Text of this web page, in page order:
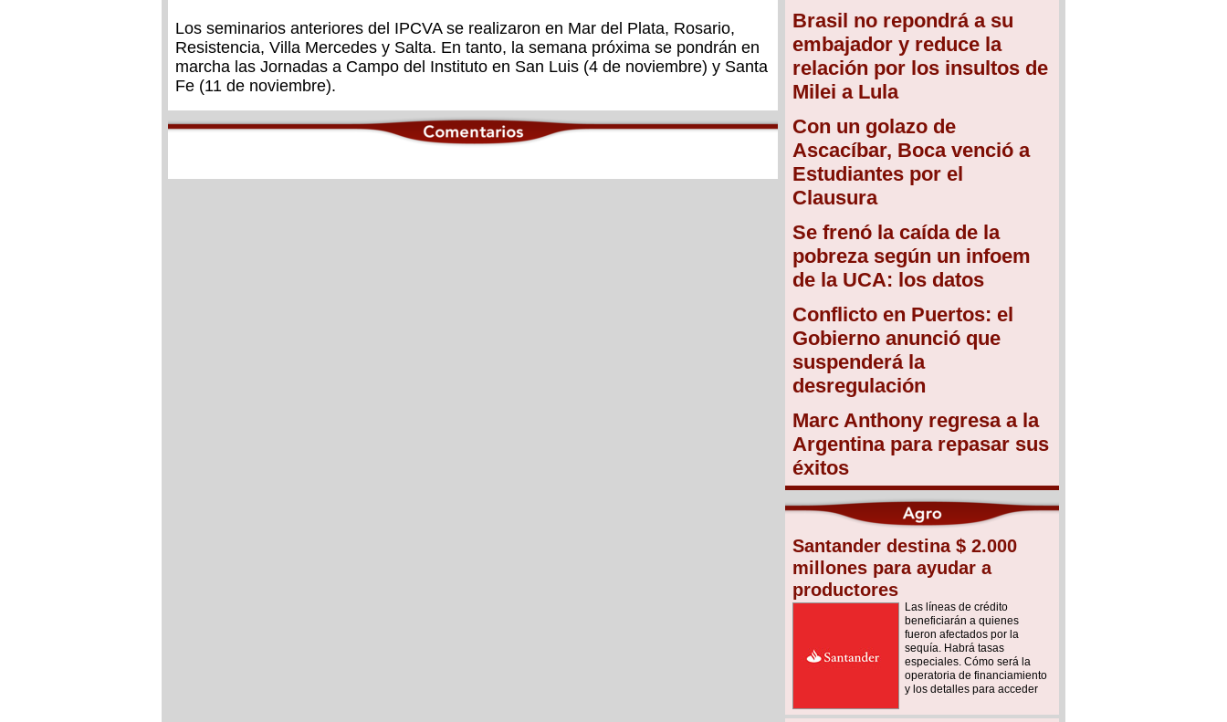
Brasil no repondrá a su
embajador y reduce la
relación por los insultos de
Milei a Lula
Con un golazo de
Ascacíbar, Boca venció a
Estudiantes por el
Clausura
Se frenó la caída de la
pobreza según un infoem
de la UCA: los datos
Conflicto en Puertos: el
Gobierno anunció que
suspenderá la
desregulación
Marc Anthony regresa a la
Argentina para repasar sus
éxitos
Santander destina $ 2.000
millones para ayudar a
productores
Las líneas de crédito
beneficiarán a quienes
fueron afectados por la
sequía. Habrá tasas
especiales. Cómo será la
operatoria de financiamiento
y los detalles para acceder
Los seminarios anteriores del IPCVA se realizaron en Mar del Plata, Rosario,
Resistencia, Villa Mercedes y Salta. En tanto, la semana próxima se pondrán en
marcha las Jornadas a Campo del Instituto en San Luis (4 de noviembre) y Santa
Fe (11 de noviembre).